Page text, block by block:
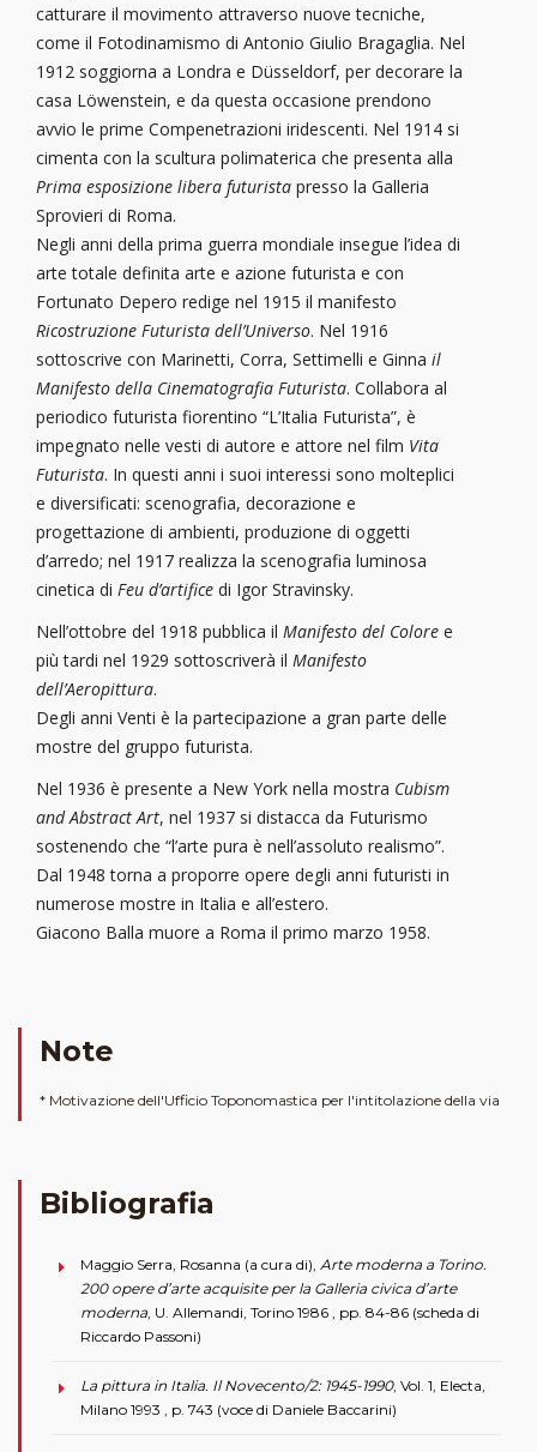
catturare il movimento attraverso nuove tecniche,
come il Fotodinamismo di Antonio Giulio Bragaglia. Nel
1912 soggiorna a Londra e Düsseldorf, per decorare la
casa Löwenstein, e da questa occasione prendono
avvio le prime Compenetrazioni iridescenti. Nel 1914 si
cimenta con la scultura polimaterica che presenta alla
Prima esposizione libera futurista presso la Galleria
Sprovieri di Roma.
Negli anni della prima guerra mondiale insegue l’idea di
arte totale definita arte e azione futurista e con
Fortunato Depero redige nel 1915 il manifesto
Ricostruzione Futurista dell’Universo. Nel 1916
sottoscrive con Marinetti, Corra, Settimelli e Ginna il
Manifesto della Cinematografia Futurista. Collabora al
periodico futurista fiorentino “L’Italia Futurista”, è
impegnato nelle vesti di autore e attore nel film Vita
Futurista. In questi anni i suoi interessi sono molteplici
e diversificati: scenografia, decorazione e
progettazione di ambienti, produzione di oggetti
d’arredo; nel 1917 realizza la scenografia luminosa
cinetica di Feu d’artifice di Igor Stravinsky.
Nell’ottobre del 1918 pubblica il Manifesto del Colore e
più tardi nel 1929 sottoscriverà il Manifesto
dell’Aeropittura.
Degli anni Venti è la partecipazione a gran parte delle
mostre del gruppo futurista.
Nel 1936 è presente a New York nella mostra Cubism
and Abstract Art, nel 1937 si distacca da Futurismo
sostenendo che “l’arte pura è nell’assoluto realismo”.
Dal 1948 torna a proporre opere degli anni futuristi in
numerose mostre in Italia e all’estero.
Giacono Balla muore a Roma il primo marzo 1958.
Note
* Motivazione dell'Ufficio Toponomastica per l'intitolazione della via
Bibliografia
Maggio Serra, Rosanna (a cura di), Arte moderna a Torino.
200 opere d’arte acquisite per la Galleria civica d’arte
moderna , U. Allemandi, Torino 1986 , pp. 84-86 (scheda di
Riccardo Passoni)
La pittura in Italia. Il Novecento/2: 1945-1990, Vol. 1, Electa,
Milano 1993 , p. 743 (voce di Daniele Baccarini)